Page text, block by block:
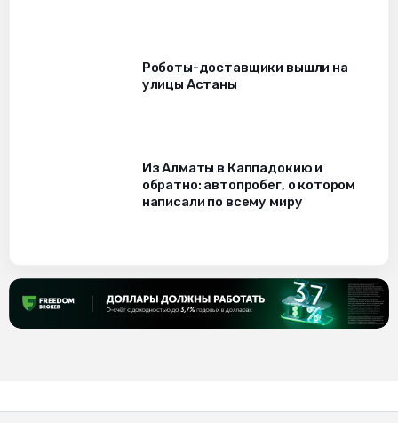
Роботы-доставщики вышли на
улицы Астаны
Из Алматы в Каппадокию и
обратно: автопробег, о котором
написали по всему миру